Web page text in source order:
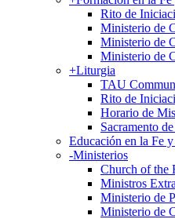
Rito de
Ministerio de
Ministerio de
Ministerio de
+Liturgia
TAU
Rito de
Horario de
Sacramento
Educación en la Fe
-Ministerios
Church of the
Ministros
Ministerio de
Ministerio de